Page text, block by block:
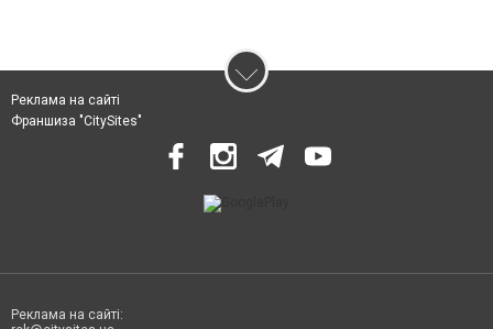
Реклама на сайті
Франшиза "CitySites"
Реклама на сайті: